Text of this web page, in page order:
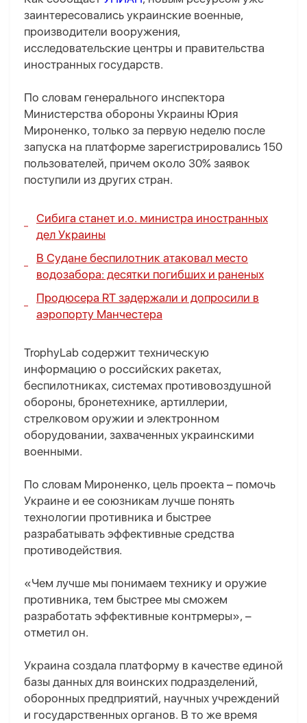
заинтересовались украинские военные,
производители вооружения,
исследовательские центры и правительства
иностранных государств.
По словам генерального инспектора
Министерства обороны Украины Юрия
Мироненко, только за первую неделю после
запуска на платформе зарегистрировались 150
пользователей, причем около 30% заявок
поступили из других стран.
Сибига станет и.о. министра иностранных
дел Украины
В Судане беспилотник атаковал место
водозабора: десятки погибших и раненых
Продюсера RT задержали и допросили в
аэропорту Манчестера
TrophyLab содержит техническую
информацию о российских ракетах,
беспилотниках, системах противовоздушной
обороны, бронетехнике, артиллерии,
стрелковом оружии и электронном
оборудовании, захваченных украинскими
военными.
По словам Мироненко, цель проекта – помочь
Украине и ее союзникам лучше понять
технологии противника и быстрее
разрабатывать эффективные средства
противодействия.
«Чем лучше мы понимаем технику и оружие
противника, тем быстрее мы сможем
разработать эффективные контрмеры», –
отметил он.
Украина создала платформу в качестве единой
базы данных для воинских подразделений,
оборонных предприятий, научных учреждений
и государственных органов. В то же время